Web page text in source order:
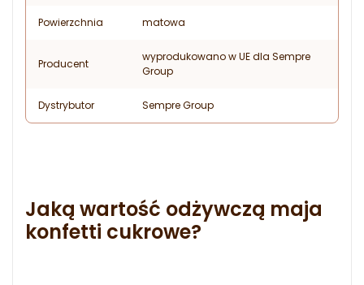
Powierzchnia matowa
Producent
wyprodukowano w UE dla Sempre
Group
Dystrybutor Sempre Group
Jaką wartość odżywczą maja
konfetti cukrowe?